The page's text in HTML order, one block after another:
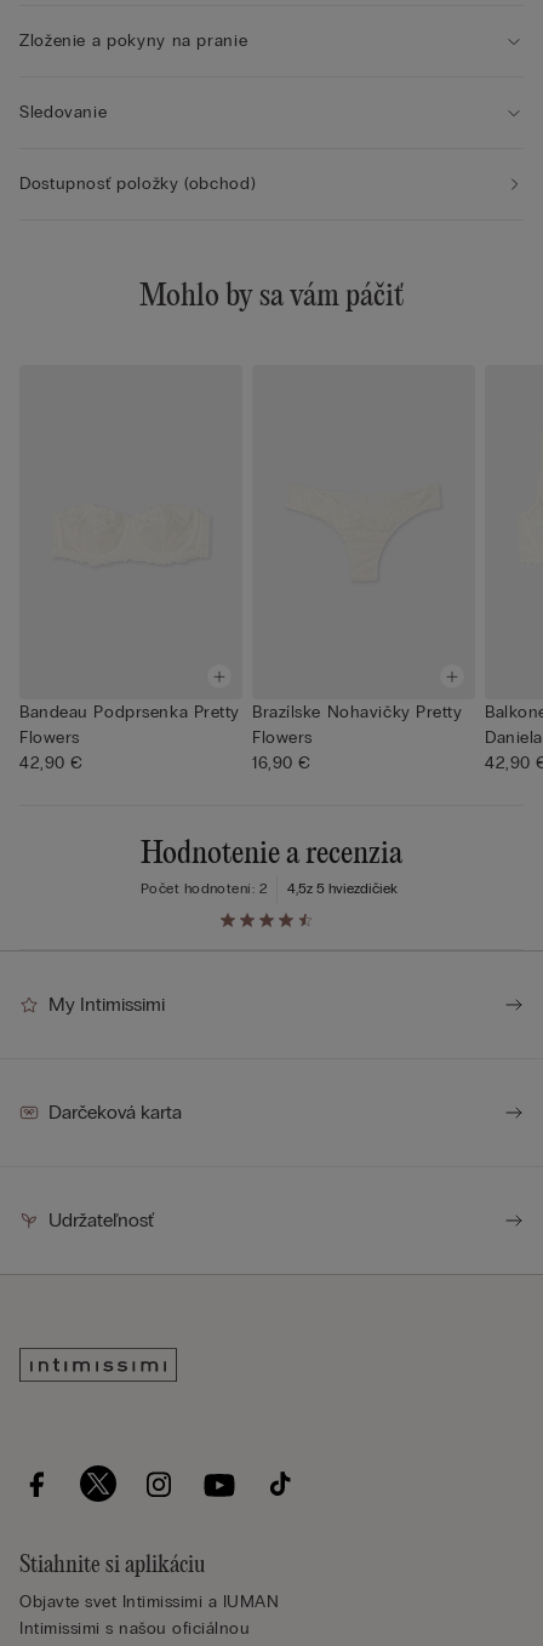
Zloženie a pokyny na pranie
Sledovanie
Dostupnosť položky (obchod)
Mohlo by sa vám páčiť
Bandeau Podprsenka Pretty
Flowers
42,90 €
Brazílske Nohavičky Pretty
Flowers
16,90 €
42,90
Hodnotenie a recenzia
4,5z 5 hviezdičiek
Počet hodnotení: 2
My Intimissimi
Darčeková karta
Udržateľnosť
Stiahnite si aplikáciu
Objavte svet Intimissimi a IUMAN
Intimissimi s našou oficiálnou